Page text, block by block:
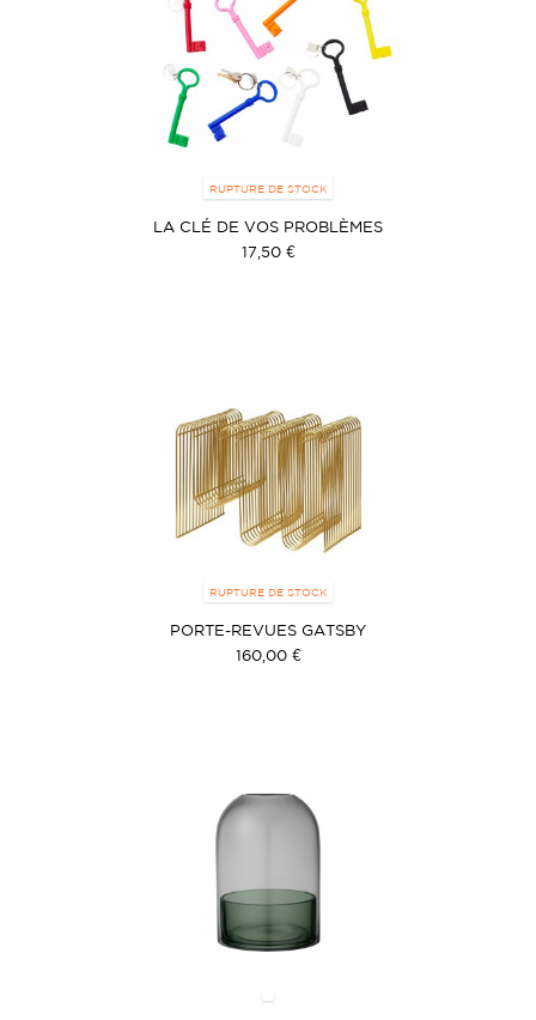
RUPTURE DE STOCK
LA CLÉ DE VOS PROBLÈMES
17,50 €
RUPTURE DE STOCK
PORTE-REVUES GATSBY
160,00 €